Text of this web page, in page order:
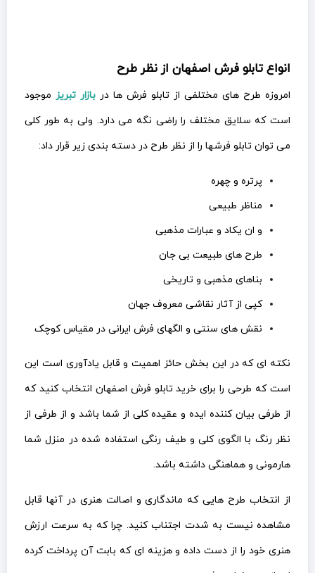
انواع تابلو فرش اصفهان از نظر طرح
امروزه طرح های مختلفی از تابلو فرش ها در بازار تبریز موجود
است که سلایق مختلف را راضی نگه می دارد. ولی به طور کلی
می توان تابلو فرشها را از نظر طرح در دسته بندی زیر قرار داد:
پرتره و چهره
مناظر طبیعی
و ان یکاد و عبارات مذهبی
طرح های طبیعت بی جان
بناهای مذهبی و تاریخی
کپی از آثار نقاشی معروف جهان
نقش های سنتی و الگهای فرش ایرانی در مقیاس کوچک
نکته ای که در این بخش حائز اهمیت و قابل یادآوری است این
است که طرحی را برای خرید تابلو فرش اصفهان انتخاب کنید که
از طرفی بیان کننده ایده و عقیده کلی از شما باشد و از طرفی از
نظر رنگ با الگوی کلی و طیف رنگی استفاده شده در منزل شما
هارمونی و هماهنگی داشته باشد.
از انتخاب طرح هایی که ماندگاری و اصالت هنری در آنها قابل
مشاهده نیست به شدت اجتناب کنید. چرا که به سرعت ارزش
هنری خود را از دست داده و هزینه ای که بابت آن پرداخت کرده